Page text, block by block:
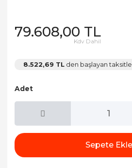
79.608,00 TL
Kdv Dahil
8.522,69 TL den başlayan
Adet
Sepete Ekle